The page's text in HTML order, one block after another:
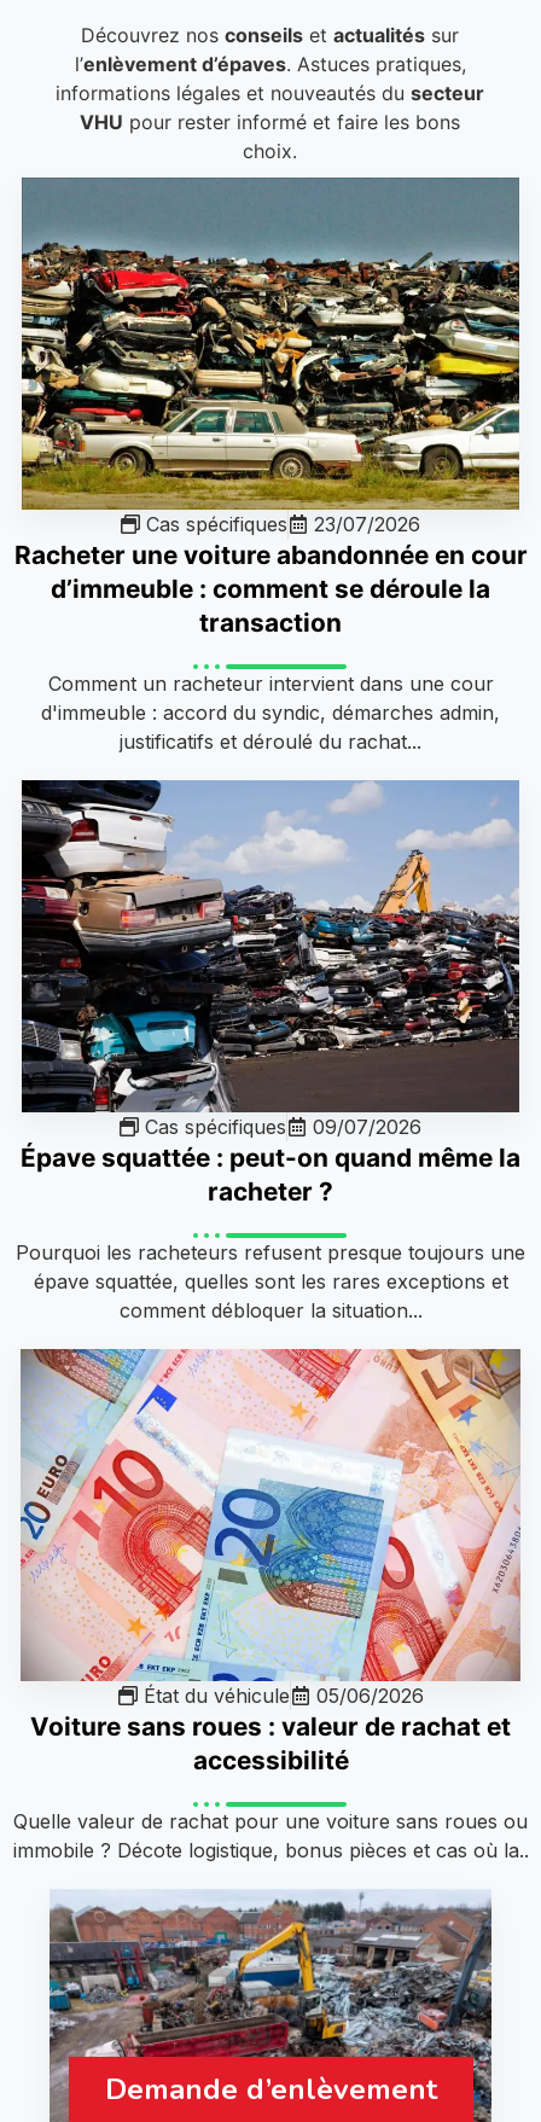
Découvrez nosconseils etactualités sur
l’enlèvement d’épaves. Astuces pratiques,
informations légales et nouveautés dusecteur
VHU pour rester informé et faire les bons
choix.
Cas spécifiques 23/07/2026
Racheter une voiture abandonnée en cour
d’immeuble : comment se déroule la
transaction
Comment un racheteur intervient dans une cour
d'immeuble : accord du syndic, démarches admin,
justificatifs et déroulé du rachat...
Cas spécifiques 09/07/2026
Épave squattée : peut-on quand même la
racheter ?
Pourquoi les racheteurs refusent presque toujours une
épave squattée, quelles sont les rares exceptions et
comment débloquer la situation...
État du véhicule 05/06/2026
Voiture sans roues : valeur de rachat et
accessibilité
Quelle valeur de rachat pour une voiture sans roues ou
immobile ? Décote logistique, bonus pièces et cas où la..
Demande d’enlèvement